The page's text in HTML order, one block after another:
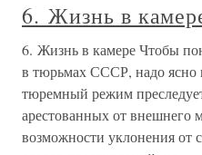
6. Жизнь в
6. Жизнь в камере Чтобы
в тюрьмах СССР, надо ясно
тюремный режим
арестованных от внешнего
возможности уклонения от